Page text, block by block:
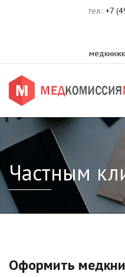
тел.: +7
Частным
Оформить